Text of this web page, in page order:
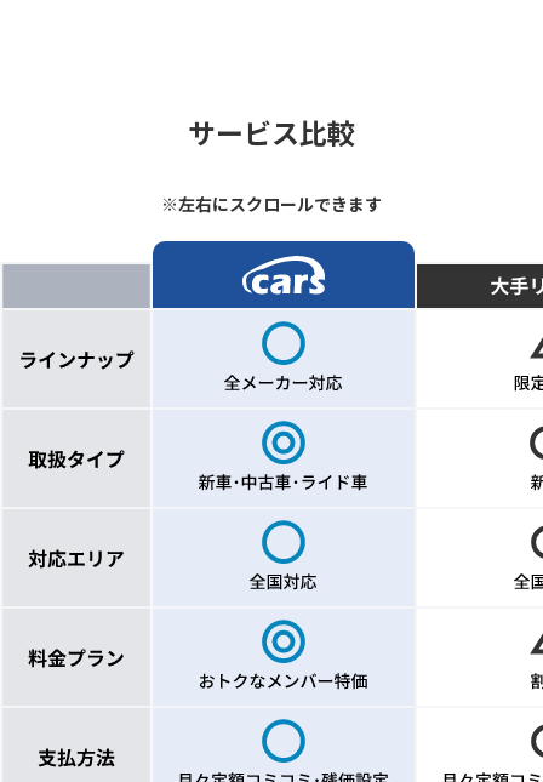
サービス比較
※左右にスクロールできます